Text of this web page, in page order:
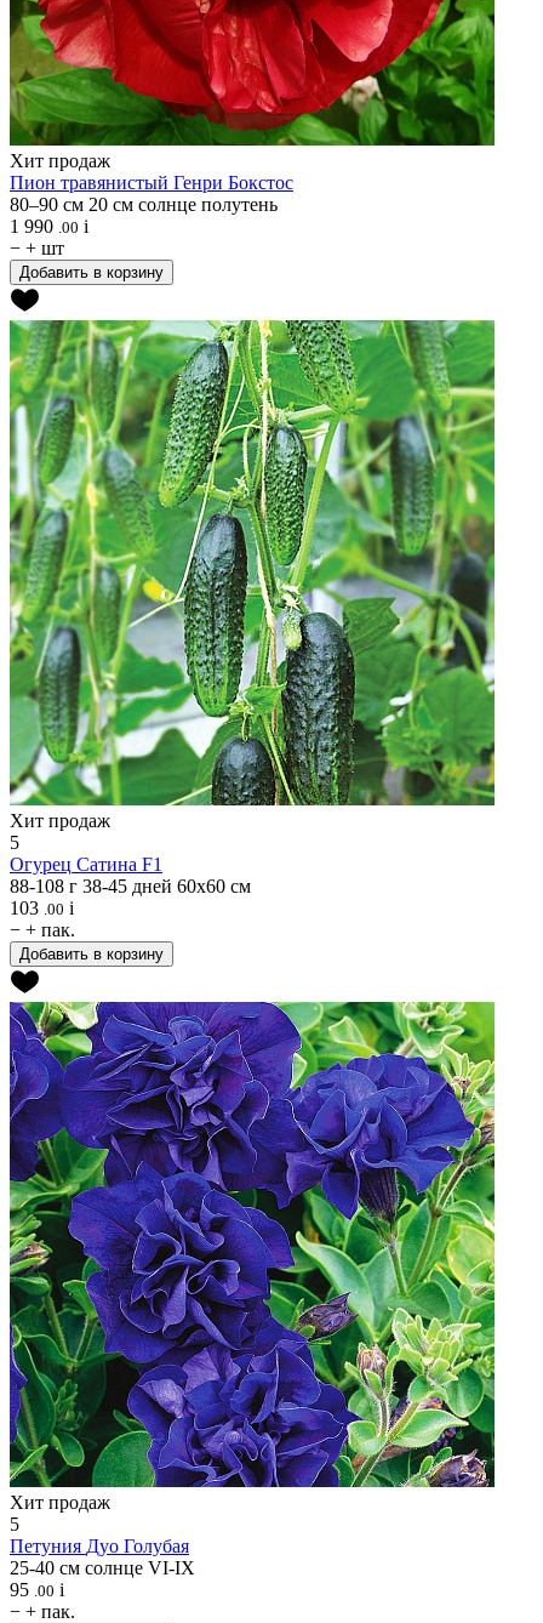
Хит продаж
Пион травянистый Генри Бокстос
80–90 см 20 см солнце полутень
1 990 .00 i
− + шт
Добавить в корзину
Хит продаж
5
Огурец Сатина F1
88-108 г 38-45 дней 60х60 см
103 .00 i
− + пак.
Добавить в корзину
Хит продаж
5
Петуния Дуо Голубая
25-40 см солнце VI-IX
95 .00 i
− + пак.